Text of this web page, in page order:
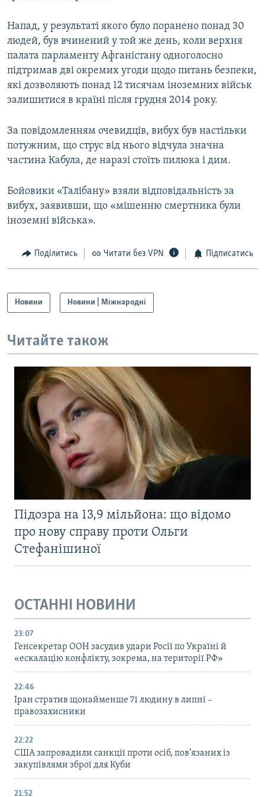
Напад, у результаті якого було поранено понад 30
людей, був вчинений у той же день, коли верхня
палата парламенту Афганістану одноголосно
підтримав дві окремих угоди щодо питань безпеки,
які дозволяють понад 12 тисячам іноземних військ
залишитися в країні після грудня 2014 року.
За повідомленням очевидців, вибух був настільки
потужним, що струс від нього відчула значна
частина Кабула, де наразі стоїть пилюка і дим.
Бойовики «Талібану» взяли відповідальність за
вибух, заявивши, що «мішенню смертника були
іноземні війська».
Поділитись Читати без VPN Підписатись
Новини Новини | Міжнародні
Читайте також
Підозра на 13,9 мільйона: що відомо
про нову справу проти Ольги
Стефанішиної
ОСТАННІ НОВИНИ
23:07
Генсекретар ООН засудив удари Росії по Україні й
«ескалацію конфлікту, зокрема, на території РФ»
22:46
Іран стратив щонайменше 71 людину в липні –
правозахисники
22:22
США запровадили санкції проти осіб, пов’язаних із
закупівлями зброї для Куби
21:52